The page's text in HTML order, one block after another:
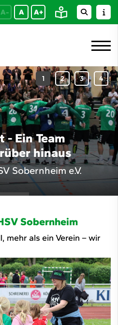
A- A A+
- Ein Team
hinaus
Sobernheim e.V.
Sobernheim
mehr als ein Verein – wir